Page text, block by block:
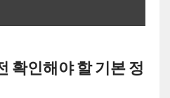
확인해야 할 기본 정